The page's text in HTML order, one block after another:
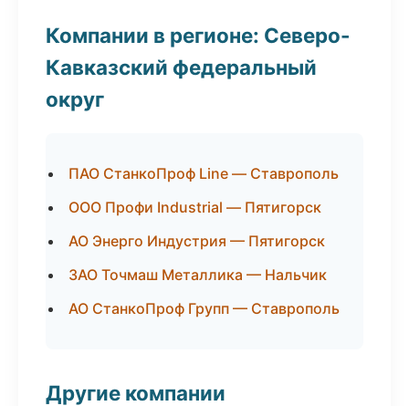
Компании в регионе: Северо-
Кавказский федеральный
округ
ПАО СтанкоПроф Line — Ставрополь
ООО Профи Industrial — Пятигорск
АО Энерго Индустрия — Пятигорск
ЗАО Точмаш Металлика — Нальчик
АО СтанкоПроф Групп — Ставрополь
Другие компании